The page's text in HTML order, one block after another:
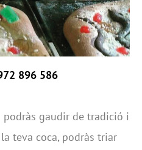
896 586
podràs gaudir de tradició i
teva coca, podràs triar